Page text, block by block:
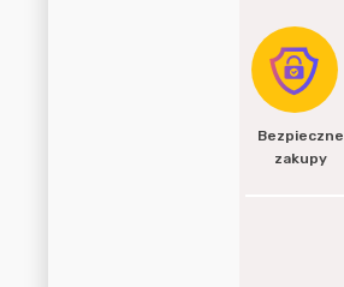
Bezpieczne
zakupy